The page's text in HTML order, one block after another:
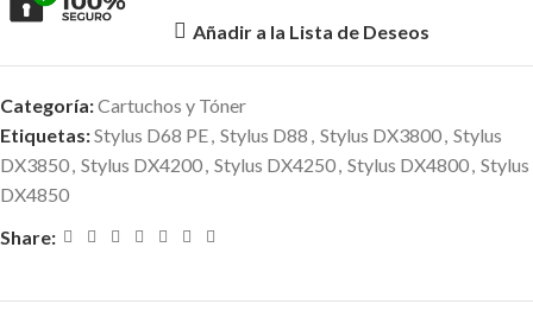
Añadir a la Lista de Deseos
Categoría:Cartuchos y Tóner
Etiquetas:Stylus D68 PE, Stylus D88 , Stylus DX3800, Stylus
DX3850, Stylus DX4200, Stylus DX4250, Stylus DX4800, Stylus
DX4850
Share: